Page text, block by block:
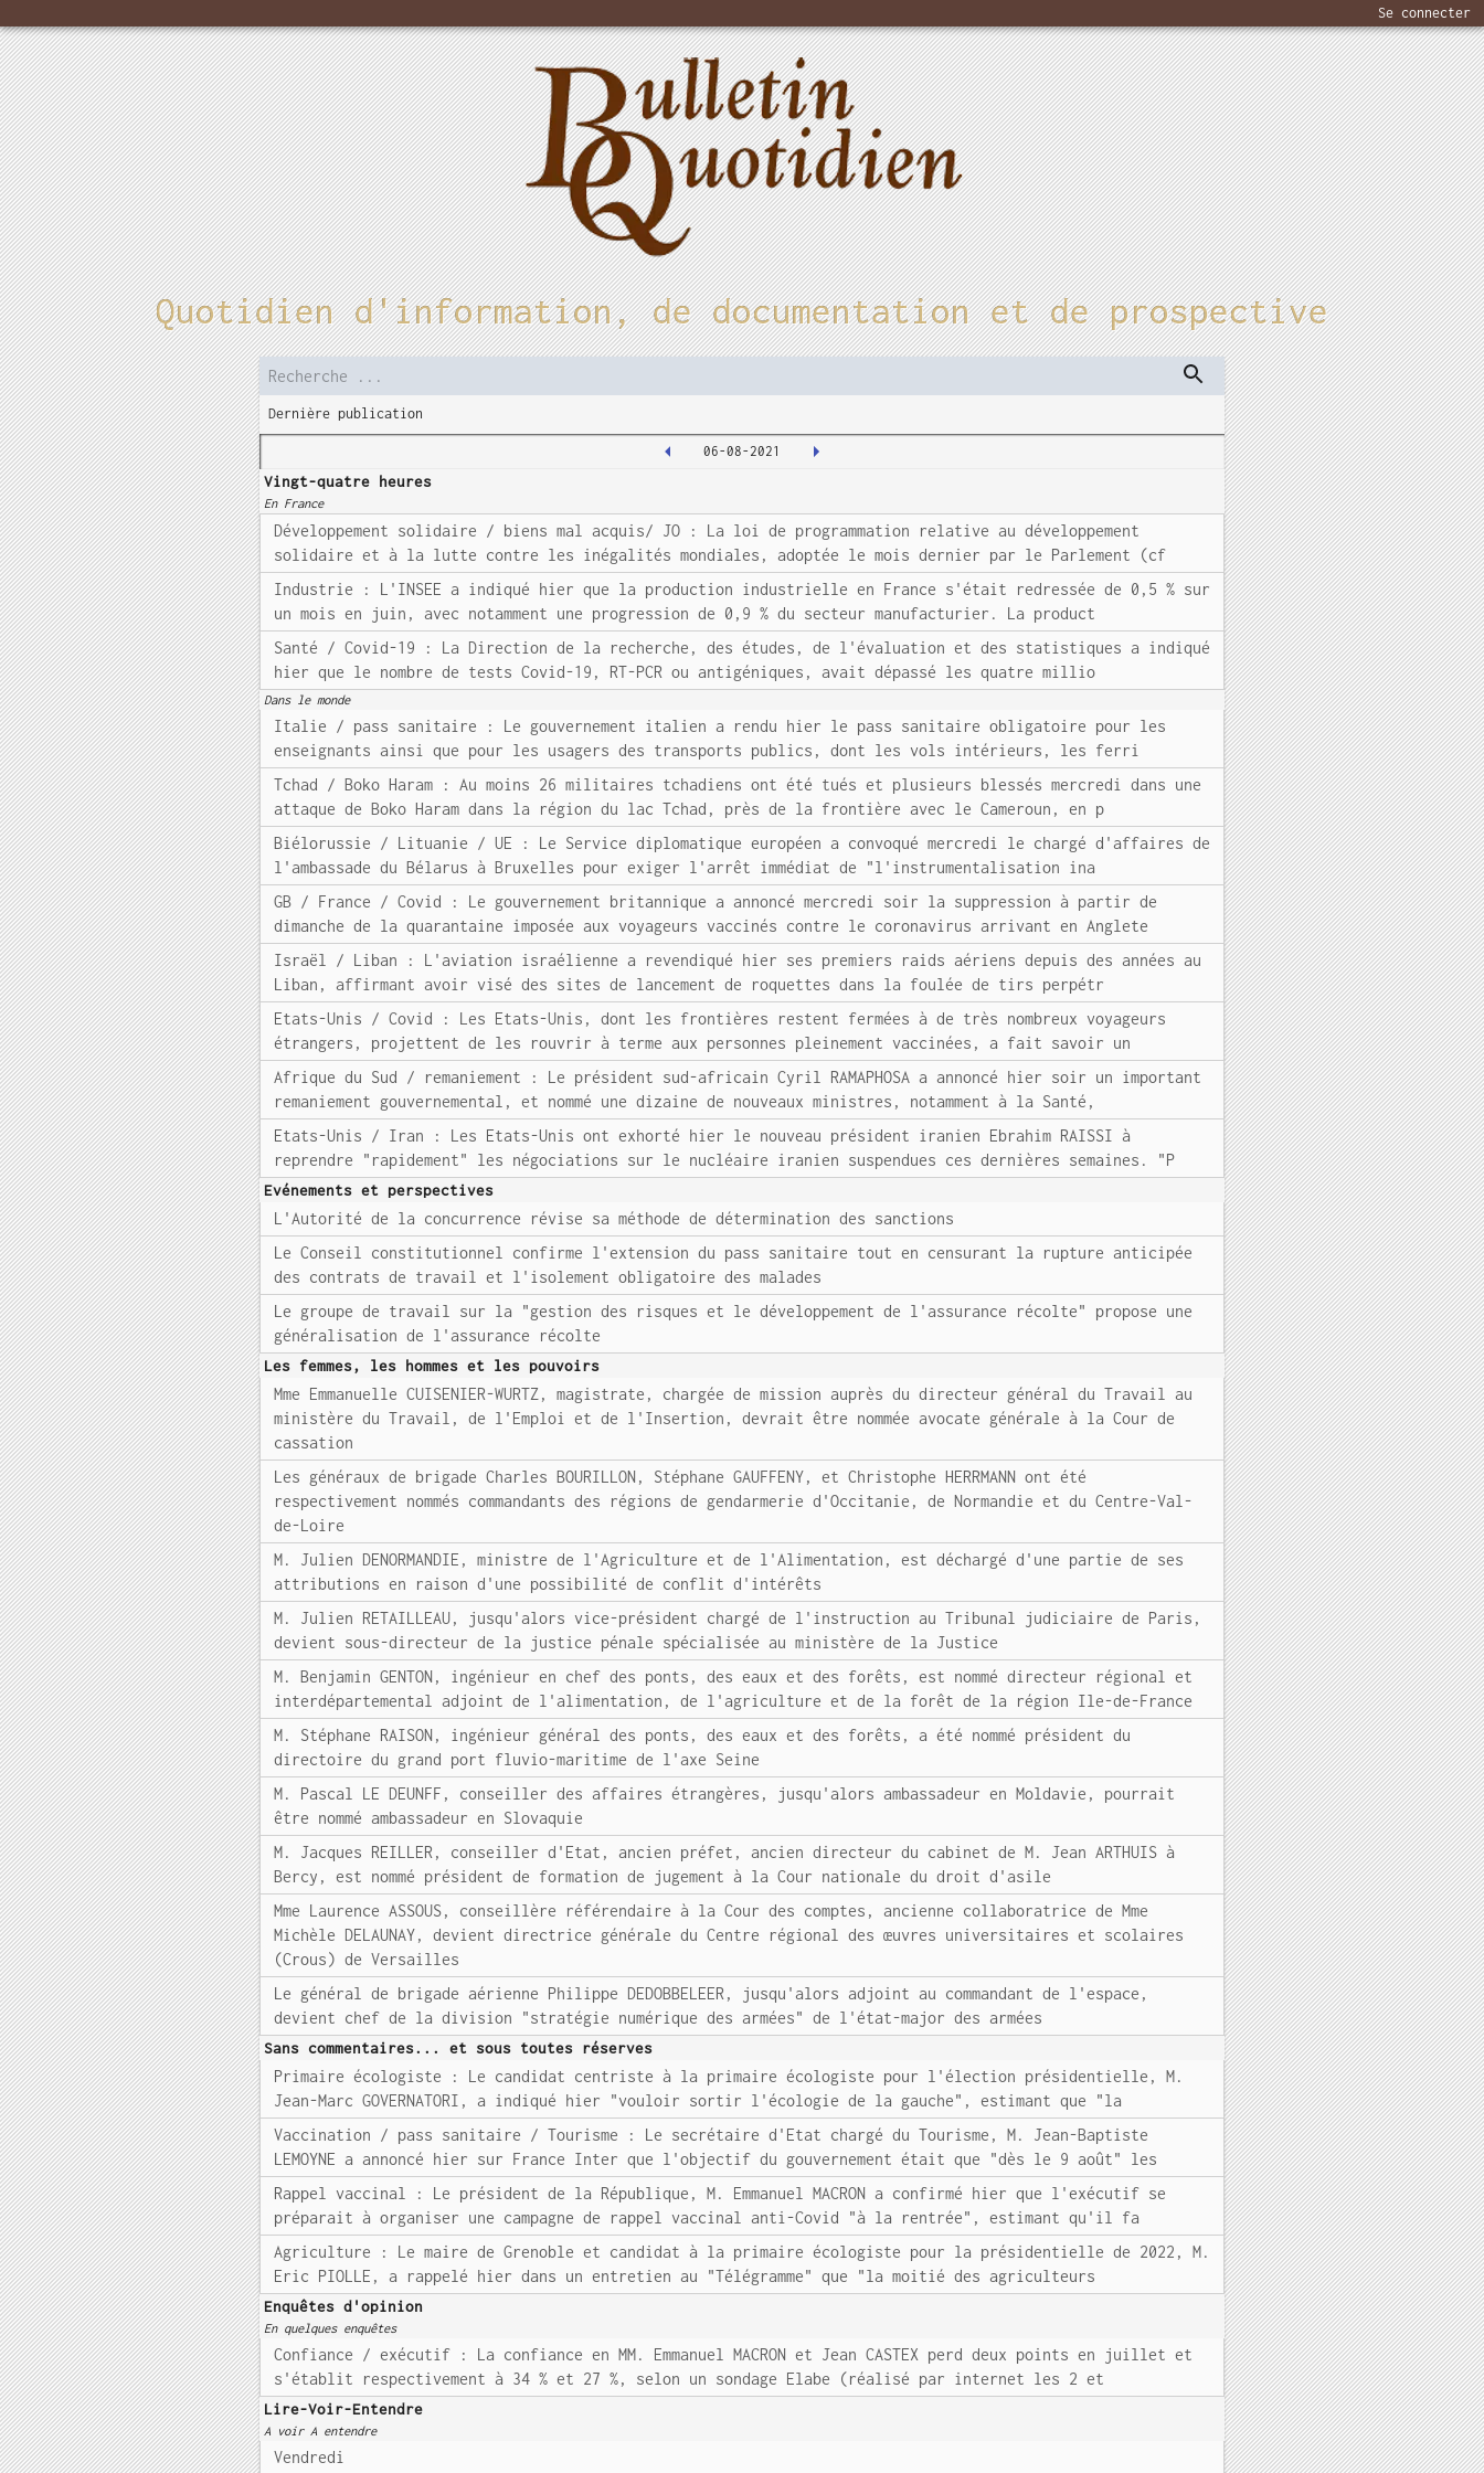
Se connecter
Quotidien d'information, de documentation et de prospective
Dernière publication
06-08-2021
Vingt-quatre heures
En France
Développement solidaire / biens mal acquis/ JO : La loi de programmation relative au développement
solidaire et à la lutte contre les inégalités mondiales, adoptée le mois dernier par le Parlement (cf
Industrie : L'INSEE a indiqué hier que la production industrielle en France s'était redressée de 0,5 % sur
un mois en juin, avec notamment une progression de 0,9 % du secteur manufacturier. La product
Santé / Covid-19 : La Direction de la recherche, des études, de l'évaluation et des statistiques a indiqué
hier que le nombre de tests Covid-19, RT-PCR ou antigéniques, avait dépassé les quatre millio
Dans le monde
Italie / pass sanitaire : Le gouvernement italien a rendu hier le pass sanitaire obligatoire pour les
enseignants ainsi que pour les usagers des transports publics, dont les vols intérieurs, les ferri
Tchad / Boko Haram : Au moins 26 militaires tchadiens ont été tués et plusieurs blessés mercredi dans une
attaque de Boko Haram dans la région du lac Tchad, près de la frontière avec le Cameroun, en p
Biélorussie / Lituanie / UE : Le Service diplomatique européen a convoqué mercredi le chargé d'affaires de
l'ambassade du Bélarus à Bruxelles pour exiger l'arrêt immédiat de "l'instrumentalisation ina
GB / France / Covid : Le gouvernement britannique a annoncé mercredi soir la suppression à partir de
dimanche de la quarantaine imposée aux voyageurs vaccinés contre le coronavirus arrivant en Anglete
Israël / Liban : L'aviation israélienne a revendiqué hier ses premiers raids aériens depuis des années au
Liban, affirmant avoir visé des sites de lancement de roquettes dans la foulée de tirs perpétr
Etats-Unis / Covid : Les Etats-Unis, dont les frontières restent fermées à de très nombreux voyageurs
étrangers, projettent de les rouvrir à terme aux personnes pleinement vaccinées, a fait savoir un
Afrique du Sud / remaniement : Le président sud-africain Cyril RAMAPHOSA a annoncé hier soir un important
remaniement gouvernemental, et nommé une dizaine de nouveaux ministres, notamment à la Santé,
Etats-Unis / Iran : Les Etats-Unis ont exhorté hier le nouveau président iranien Ebrahim RAISSI à
reprendre "rapidement" les négociations sur le nucléaire iranien suspendues ces dernières semaines. "P
Evénements et perspectives
L'Autorité de la concurrence révise sa méthode de détermination des sanctions
Le Conseil constitutionnel confirme l'extension du pass sanitaire tout en censurant la rupture anticipée
des contrats de travail et l'isolement obligatoire des malades
Le groupe de travail sur la "gestion des risques et le développement de l'assurance récolte" propose une
généralisation de l'assurance récolte
Les femmes, les hommes et les pouvoirs
Mme Emmanuelle CUISENIER-WURTZ, magistrate, chargée de mission auprès du directeur général du Travail au
ministère du Travail, de l'Emploi et de l'Insertion, devrait être nommée avocate générale à la Cour de
cassation
Les généraux de brigade Charles BOURILLON, Stéphane GAUFFENY, et Christophe HERRMANN ont été
respectivement nommés commandants des régions de gendarmerie d'Occitanie, de Normandie et du Centre-Val-
de-Loire
M. Julien DENORMANDIE, ministre de l'Agriculture et de l'Alimentation, est déchargé d'une partie de ses
attributions en raison d'une possibilité de conflit d'intérêts
M. Julien RETAILLEAU, jusqu'alors vice-président chargé de l'instruction au Tribunal judiciaire de Paris,
devient sous-directeur de la justice pénale spécialisée au ministère de la Justice
M. Benjamin GENTON, ingénieur en chef des ponts, des eaux et des forêts, est nommé directeur régional et
interdépartemental adjoint de l'alimentation, de l'agriculture et de la forêt de la région Ile-de-France
M. Stéphane RAISON, ingénieur général des ponts, des eaux et des forêts, a été nommé président du
directoire du grand port fluvio-maritime de l'axe Seine
M. Pascal LE DEUNFF, conseiller des affaires étrangères, jusqu'alors ambassadeur en Moldavie, pourrait
être nommé ambassadeur en Slovaquie
M. Jacques REILLER, conseiller d'Etat, ancien préfet, ancien directeur du cabinet de M. Jean ARTHUIS à
Bercy, est nommé président de formation de jugement à la Cour nationale du droit d'asile
Mme Laurence ASSOUS, conseillère référendaire à la Cour des comptes, ancienne collaboratrice de Mme
Michèle DELAUNAY, devient directrice générale du Centre régional des œuvres universitaires et scolaires
(Crous) de Versailles
Le général de brigade aérienne Philippe DEDOBBELEER, jusqu'alors adjoint au commandant de l'espace,
devient chef de la division "stratégie numérique des armées" de l'état-major des armées
Sans commentaires... et sous toutes réserves
Primaire écologiste : Le candidat centriste à la primaire écologiste pour l'élection présidentielle, M.
Jean-Marc GOVERNATORI, a indiqué hier "vouloir sortir l'écologie de la gauche", estimant que "la
Vaccination / pass sanitaire / Tourisme : Le secrétaire d'Etat chargé du Tourisme, M. Jean-Baptiste
LEMOYNE a annoncé hier sur France Inter que l'objectif du gouvernement était que "dès le 9 août" les
Rappel vaccinal : Le président de la République, M. Emmanuel MACRON a confirmé hier que l'exécutif se
préparait à organiser une campagne de rappel vaccinal anti-Covid "à la rentrée", estimant qu'il fa
Agriculture : Le maire de Grenoble et candidat à la primaire écologiste pour la présidentielle de 2022, M.
Eric PIOLLE, a rappelé hier dans un entretien au "Télégramme" que "la moitié des agriculteurs
Enquêtes d'opinion
En quelques enquêtes
Confiance / exécutif : La confiance en MM. Emmanuel MACRON et Jean CASTEX perd deux points en juillet et
s'établit respectivement à 34 % et 27 %, selon un sondage Elabe (réalisé par internet les 2 et
Lire-Voir-Entendre
A voir A entendre
Vendredi